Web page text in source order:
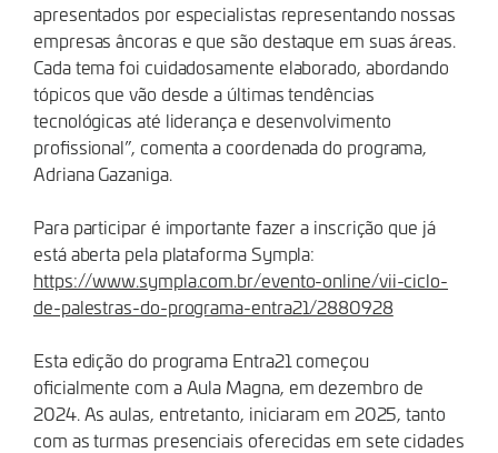
apresentados por especialistas representando nossas
empresas âncoras e que são destaque em suas áreas.
Cada tema foi cuidadosamente elaborado, abordando
tópicos que vão desde a últimas tendências
tecnológicas até liderança e desenvolvimento
profissional”, comenta a coordenada do programa,
Adriana Gazaniga.
Para participar é importante fazer a inscrição que já
está aberta pela plataforma Sympla:
https://www.sympla.com.br/evento-online/vii-ciclo-
de-palestras-do-programa-entra21/2880928
Esta edição do programa Entra21 começou
oficialmente com a Aula Magna, em dezembro de
2024. As aulas, entretanto, iniciaram em 2025, tanto
com as turmas presenciais oferecidas em sete cidades